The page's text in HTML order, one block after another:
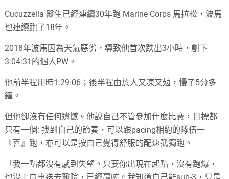
Cucuzzella 醫生已經連續30年跑 Marine Corps 馬拉松，波馬
也連續跑了18年。
2018年波馬因為天氣惡劣，導致他首次跌出3小時，創下
3:04:31的個人PW。
他前半程用時1:29:06；後半程由於人又凍又攰，慢了5分多
鐘。
但他卻沒有任何遺憾。他說自己不管參加什麼比賽，目標都
只有一個: 找到自己的節奏，可以跟pacing相約的隊伍一
『喜』跑，亦可以是按自己覺得舒服的配速孤獨跑。
「我一點都沒有感到失望。只要你出現在起點，沒有跑爆，